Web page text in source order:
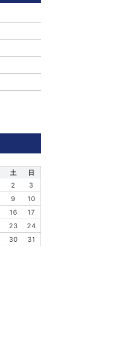
土
日
2
3
9
10
16
17
23
24
30 31